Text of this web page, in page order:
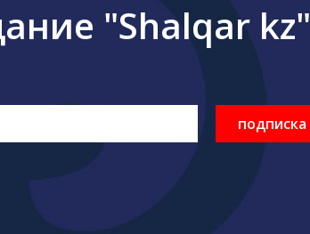
"Shalqar kz"
подписка